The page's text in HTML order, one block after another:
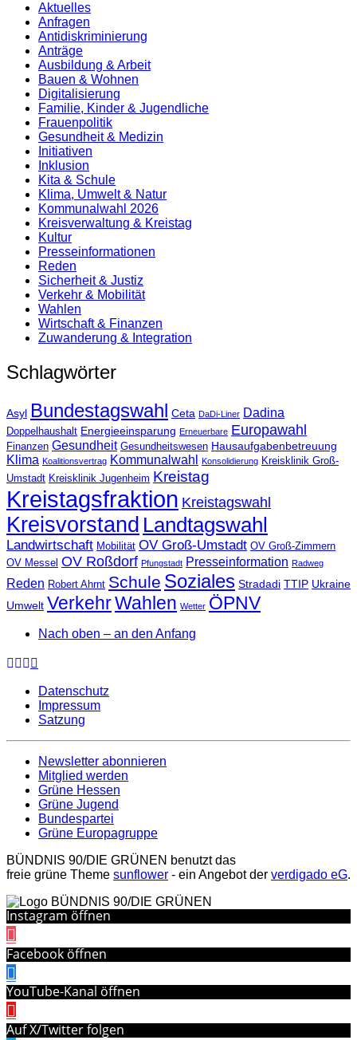
Aktuelles
Anfragen
Antidiskrimi­nierung
Anträge
Ausbildung & Arbeit
Bauen & Wohnen
Digitalisierung
Familie, Kinder & Jugendliche
Frauenpolitik
Gesundheit & Medizin
Initiativen
Inklusion
Kita & Schule
Klima, Umwelt & Natur
Kommunalwahl 2026
Kreisverwaltung & Kreistag
Kultur
Presse­informationen
Reden
Sicherheit & Justiz
Verkehr & Mobilität
Wahlen
Wirtschaft & Finanzen
Zuwanderung & Integration
Schlagwörter
Asyl Bundestagswahl Ceta DaDi-Liner Dadina
Doppelhaushalt Energieeinsparung Erneuerbare Europawahl
Finanzen Gesundheit Gesundheitswesen Hausaufgabenbetreuung
Klima Koalitionsvertrag Kommunalwahl Konsolidierung Kreisklinik Groß-
Umstadt Kreisklinik Jugenheim Kreistag
Kreistagsfraktion Kreistagswahl
Kreisvorstand Landtagswahl
Landwirtschaft Mobilität OV Groß-Umstadt OV Groß-Zimmern
OV Messel OV Roßdorf Pfungstadt Presseinformation Radweg
Reden Robert Ahrnt Schule Soziales Stradadi TTIP Ukraine
Umwelt VerkehrWahlen Wetter ÖPNV
Nach oben – an den Anfang
Datenschutz
Impressum
Satzung
Newsletter abonnieren
Mitglied werden
Grüne Hessen
Grüne Jugend
Bundespartei
Grüne Europagruppe
BÜNDNIS 90/DIE GRÜNEN benutzt das
freie grüne Theme sunflower ‐ ein Angebot der verdigado eG.
Instagram öffnen
Facebook öffnen
YouTube-Kanal öffnen
Auf X/Twitter folgen